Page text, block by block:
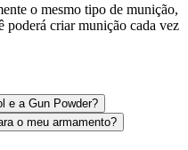
o mesmo tipo de munição,
poderá criar munição cada vez
e a Gun Powder?
o meu armamento?